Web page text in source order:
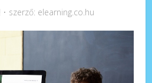
szerző: elearning.co.hu